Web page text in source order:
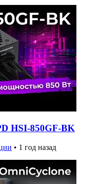
HSI-850GF-BK
• 1 год назад